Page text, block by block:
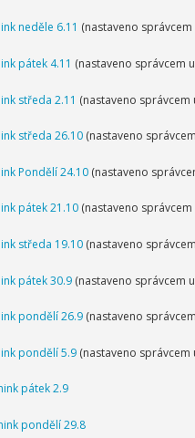
neděle 6.11 (nastaveno
pátek 4.11 (nastaveno správcem
středa 2.11 (nastaveno správcem
středa 26.10(nastaveno
Pondělí 24.10(nastaveno
pátek 21.10(nastaveno správcem
středa 19.10(nastaveno
pátek 30.9(nastaveno správcem
pondělí 26.9(nastaveno
pondělí 5.9(nastaveno správcem
pátek 2.9
pondělí 29.8